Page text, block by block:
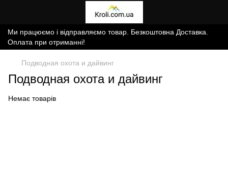
Ми працюємо і відправляємо товар. Безкоштовна Доставка.
Оплата при отриманні!
Подводная охота и дайвинг
Подводная охота и дайвинг
Немає товарів